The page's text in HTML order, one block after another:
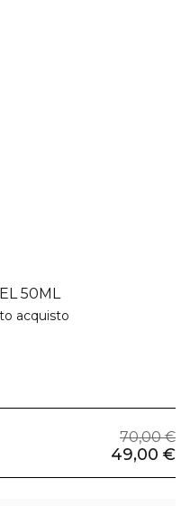
50ML
acquisto
70,00 €
49,00 €